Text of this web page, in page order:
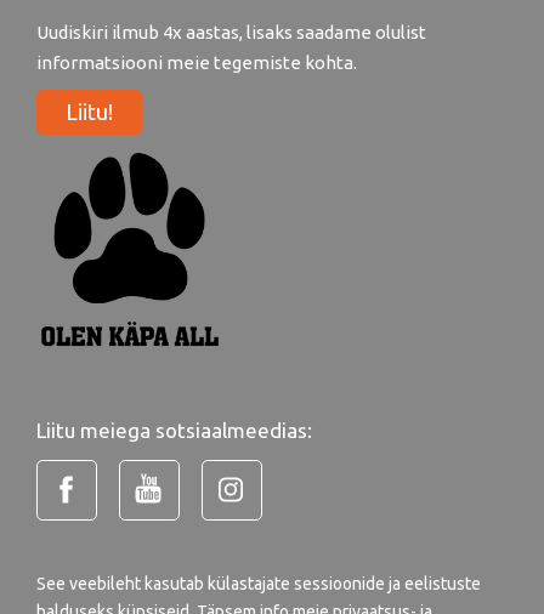
Uudiskiri ilmub 4x aastas, lisaks saadame olulist
informatsiooni meie tegemiste kohta.
Liitu!
Liitu meiega sotsiaalmeedias:
See veebileht kasutab külastajate sessioonide ja eelistuste